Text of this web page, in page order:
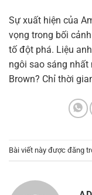
Sự xuất hiện của
vọng trong bối
tố đột phá. Liệu
ngôi sao sáng
Brown? Chỉ thời
Bài viết này được đăng